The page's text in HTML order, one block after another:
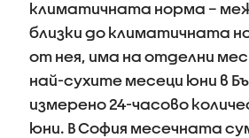
климатичната норма –
близки до климатичната
от нея, има на отделни
най-сухите месеци юни в
измерено 24-часово
юни. В София месечната